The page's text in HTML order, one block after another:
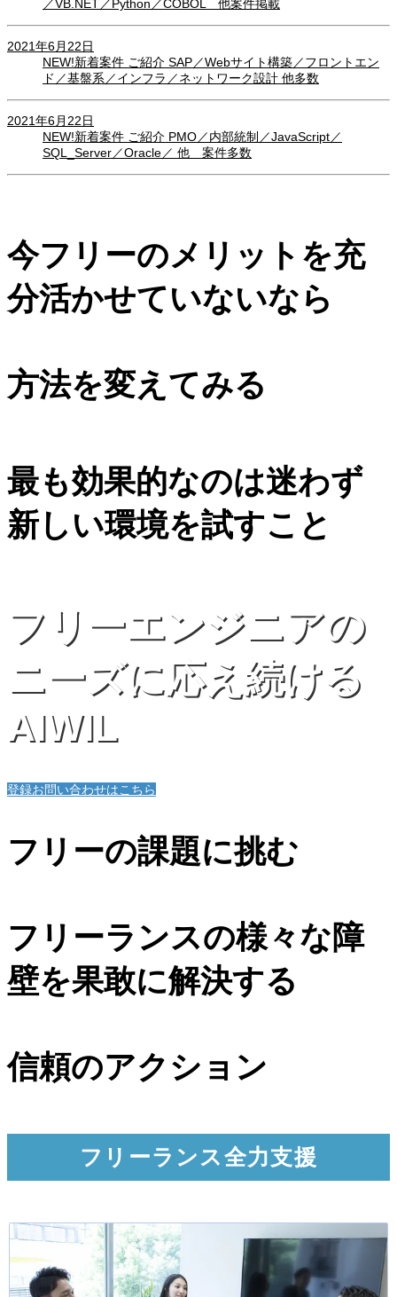
／VB.NET／Python／COBOL 他案件掲載
2021年6月22日
NEW!新着案件 ご紹介 SAP／Webサイト構築／フロントエン
ド／基盤系／インフラ／ネットワーク設計 他多数
2021年6月22日
NEW!新着案件 ご紹介 PMO／内部統制／JavaScript／
SQL_Server／Oracle／ 他 案件多数
今フリーのメリットを充
分活かせていないなら
方法を変えてみる
最も効果的なのは迷わず
新しい環境を試すこと
フリーエンジニアの
ニーズに応え続ける
AIWIL
登録お問い合わせはこちら
フリーの課題に挑む
フリーランスの様々な障
壁を果敢に解決する
信頼のアクション
フリーランス全力支援